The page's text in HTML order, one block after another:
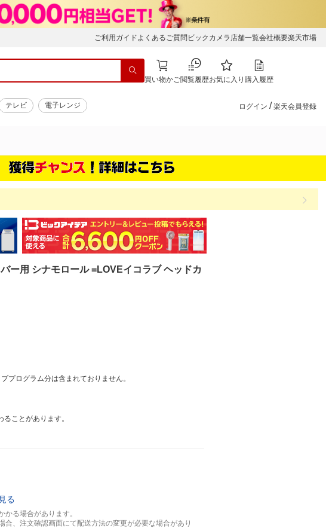
ご利用ガイド よくあるご質問 ビックカメラ店舗一覧会社概要楽天市場
買い物かご閲覧履歴お気に入り 購入履歴
テレビ 電子レンジ ログイン / 楽天会員登録
ー用 シナモロール =LOVEイコラブ ヘッドカ
プログラム分は含まれておりません。
ことがあります。
る
る場合があります。
、注文確認画面にて配送方法の変更が必要な場合があり